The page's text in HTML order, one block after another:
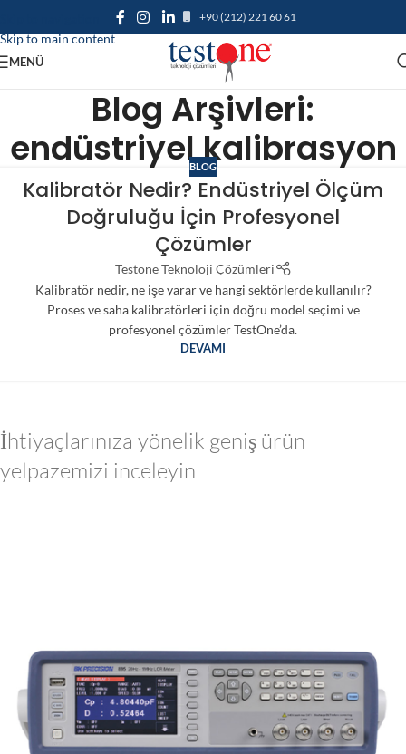
Skip to main content
+90 (212) 221 60 61
MENÜ
Blog Arşivleri:
endüstriyel kalibrasyon
BLOG
Kalibratör Nedir? Endüstriyel Ölçüm
Doğruluğu İçin Profesyonel
Çözümler
Testone Teknoloji Çözümleri
Kalibratör nedir, ne işe yarar ve hangi sektörlerde kullanılır?
Proses ve saha kalibratörleri için doğru model seçimi ve
profesyonel çözümler TestOne’da.
DEVAMI
İhtiyaçlarınıza yönelik geniş ürün
yelpazemizi inceleyin